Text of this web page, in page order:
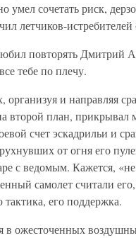
умел сочетать риск,
летчиков-истребителей
повторять Дмитрий
тебе по плечу.
и направляя
второй план, прикрывал
счет эскадрильи и
от огня его
с ведомым. Кажется,
самолет считали
его поддержка.
в ожесточенных